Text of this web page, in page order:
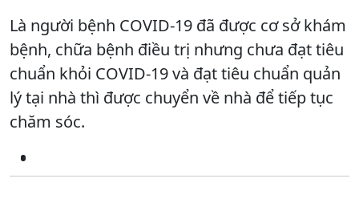
Là người bệnh COVID-19 đã được cơ sở khám
bệnh, chữa bệnh điều trị nhưng chưa đạt tiêu
chuẩn khỏi COVID-19 và đạt tiêu chuẩn quản
lý tại nhà thì được chuyển về nhà để tiếp tục
chăm sóc.